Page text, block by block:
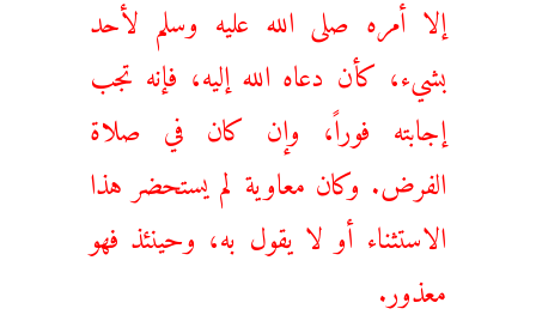
إلا أمره صلى الله عليه وسلم لأحد
بشيء، كأن دعاه الله إليه، فإنه تجب
إجابته فوراً، وإن كان في صلاة
الفرض. وكان معاوية لم يستحضر هذا
الاستثناء أو لا يقول به، وحينئذ فهو
معذور.